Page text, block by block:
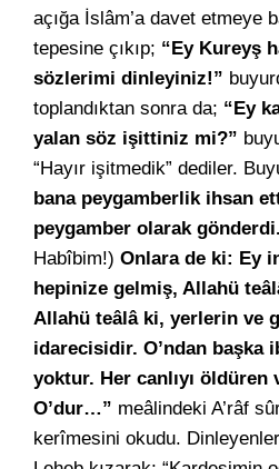
açığa İslâm’a davet etmeye
tepesine çıkıp; “Ey Kureyş
sözlerimi dinleyiniz!”
toplandıktan sonra da; “Ey
yalan söz işittiniz mi?”
“Hayır işitmedik” dediler.
bana peygamberlik ihsan
peygamber olarak
Habîbim!) Onlara de ki: Ey
hepinize gelmiş, Allahü
Allahü teâlâ ki, yerlerin ve
idarecisidir. O’ndan başka
yoktur. Her canlıyı öldüren
O’dur…” meâlindeki A’râf
kerîmesini okudu.